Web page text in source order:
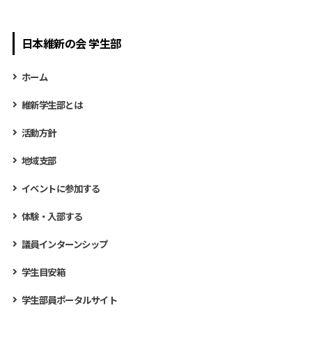
日本維新の会 学生部
ホーム
維新学生部とは
活動方針
地域支部
イベントに参加する
体験・入部する
議員インターンシップ
学生目安箱
学生部員ポータルサイト